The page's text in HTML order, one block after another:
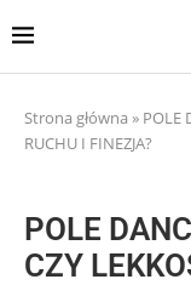
Strona główna » POLE
RUCHU I FINEZJA?
POLE
CZY